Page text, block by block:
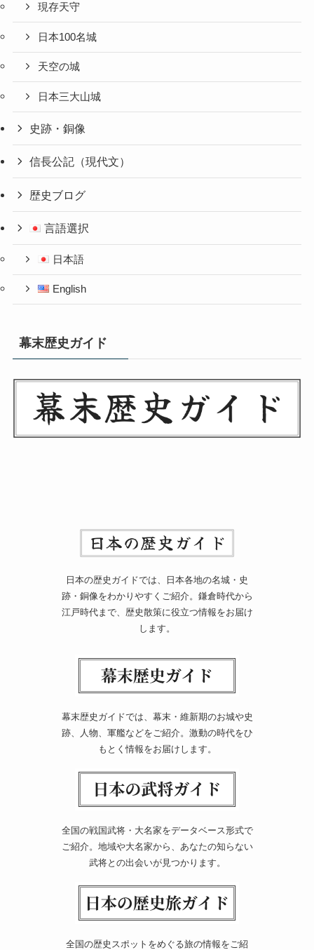
現存天守
日本100名城
天空の城
日本三大山城
史跡・銅像
信長公記（現代文）
歴史ブログ
言語選択
日本語
English
幕末歴史ガイド
日本の歴史ガイドでは、日本各地の名城・史
跡・銅像をわかりやすくご紹介。鎌倉時代から
江戸時代まで、歴史散策に役立つ情報をお届け
します。
幕末歴史ガイドでは、幕末・維新期のお城や史
跡、人物、軍艦などをご紹介。激動の時代をひ
もとく情報をお届けします。
全国の戦国武将・大名家をデータベース形式で
ご紹介。地域や大名家から、あなたの知らない
武将との出会いが見つかります。
全国の歴史スポットをめぐる旅の情報をご紹